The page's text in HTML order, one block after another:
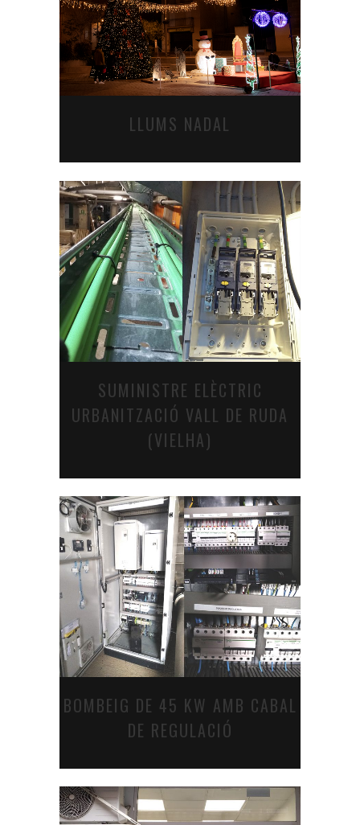
LLUMS NADAL
SUMINISTRE ELÈCTRIC
URBANITZACIÓ VALL DE RUDA
(VIELHA)
BOMBEIG DE 45 KW AMB CABAL
DE REGULACIÓ